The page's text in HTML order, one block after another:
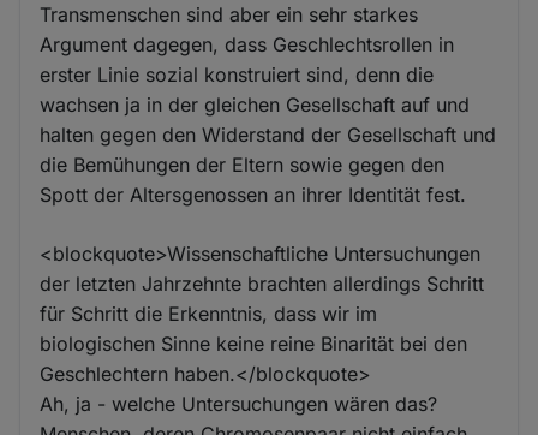
Transmenschen sind aber ein sehr starkes
Argument dagegen, dass Geschlechtsrollen in
erster Linie sozial konstruiert sind, denn die
wachsen ja in der gleichen Gesellschaft auf und
halten gegen den Widerstand der Gesellschaft und
die Bemühungen der Eltern sowie gegen den
Spott der Altersgenossen an ihrer Identität fest.
<blockquote>Wissenschaftliche Untersuchungen
der letzten Jahrzehnte brachten allerdings Schritt
für Schritt die Erkenntnis, dass wir im
biologischen Sinne keine reine Binarität bei den
Geschlechtern haben.</blockquote>
Ah, ja - welche Untersuchungen wären das?